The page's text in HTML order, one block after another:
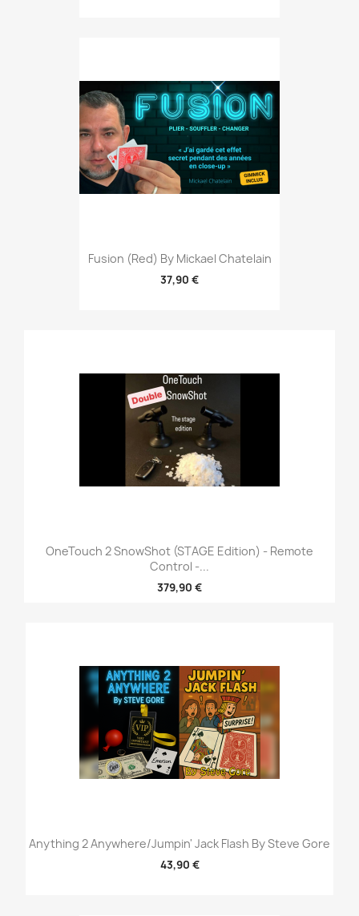
Fusion (Red) By Mickael Chatelain
37,90 €
OneTouch 2 SnowShot (STAGE Edition) - Remote
Control -...
379,90 €
Anything 2 Anywhere/Jumpin' Jack Flash By Steve Gore
43,90 €